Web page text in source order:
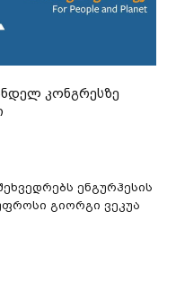
კონგრესზე
ენგურჰესის
გიორგი ვეკუა